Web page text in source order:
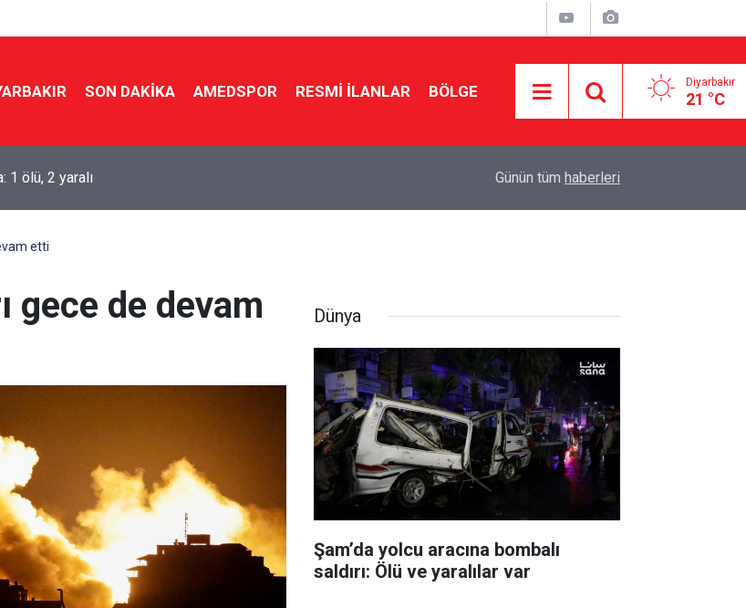
SON DAKIKA AMEDSPOR RESMI İLANLAR BÖLGE Diyarbakır
21 °C
Suudi Arabistan’a gidiyor MGK’den çözüm süreci mesajı: Tarihi bir
Günün tüm haberleri
etti
gece de devam
Dünya
Şam’da yolcu aracına bombalı
saldırı: Ölü ve yaralılar var